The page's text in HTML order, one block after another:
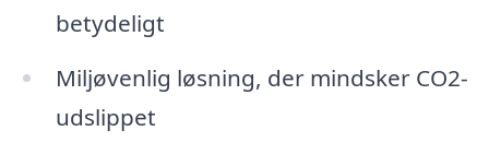
betydeligt
Miljøvenlig løsning, der mindsker CO2-
udslippet